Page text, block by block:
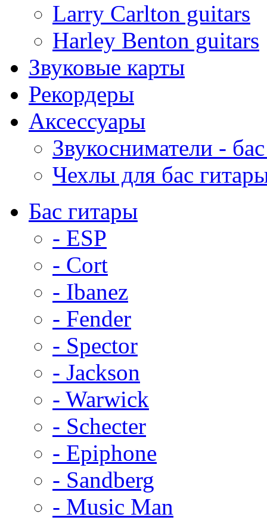
Larry Carlton guitars
Harley Benton guitars
Звуковые карты
Рекордеры
Аксессуары
Звукосниматели -
Чехлы для бас
Бас гитары
- ESP
- Cort
- Ibanez
- Fender
- Spector
- Jackson
- Warwick
- Schecter
- Epiphone
- Sandberg
- Music Man